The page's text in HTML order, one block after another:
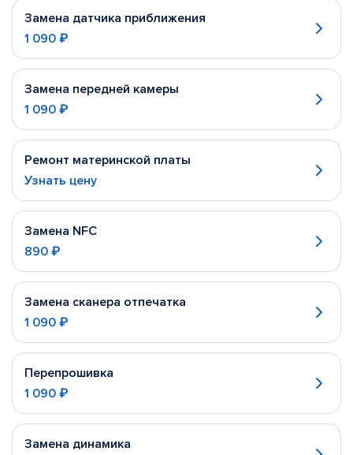
Замена датчика приближения
1 090 ₽
Замена передней камеры
1 090 ₽
Ремонт материнской платы
Узнать цену
Замена NFC
890 ₽
Замена сканера отпечатка
1 090 ₽
Перепрошивка
1 090 ₽
Замена динамика